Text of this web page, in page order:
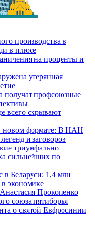
производства в
в плюсе
на проценты и
утерянная
получат профсоюзные
всего скрывают
новом формате: В НАН
и заговоров
триумфально
сильнейших по
в Беларуси: 1,4 млн
в экономике
Прокопенко
союза пятиборья
о святой Евфросинии